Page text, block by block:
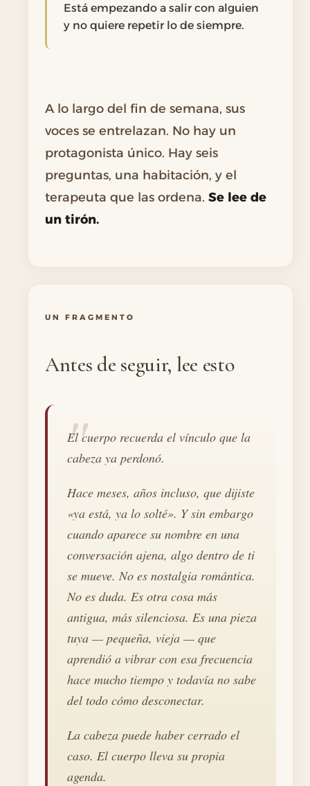
Está empezando a salir con alguien
y no quiere repetir lo de siempre.
A lo largo del fin de semana, sus
voces se entrelazan. No hay un
protagonista único. Hay seis
preguntas, una habitación, y el
terapeuta que las ordena. Se lee de
un tirón.
UN FRAGMENTO
Antes de seguir, lee esto
El cuerpo recuerda el vínculo que la
cabeza ya perdonó.
Hace meses, años incluso, que dijiste
«ya está, ya lo solté». Y sin embargo
cuando aparece su nombre en una
conversación ajena, algo dentro de ti
se mueve. No es nostalgia romántica.
No es duda. Es otra cosa más
antigua, más silenciosa. Es una pieza
tuya — pequeña, vieja — que
aprendió a vibrar con esa frecuencia
hace mucho tiempo y todavía no sabe
del todo cómo desconectar.
La cabeza puede haber cerrado el
caso. El cuerpo lleva su propia
agenda.